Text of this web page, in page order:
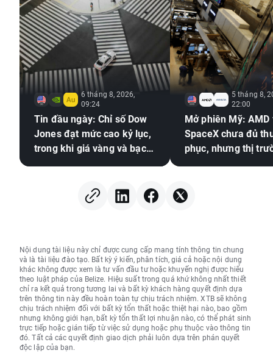
6 tháng 8, 2026,
09:24
Tin đầu ngày: Chỉ số Dow
Jones đạt mức cao kỷ lục,
trong khi giá vàng và bạc
5 tháng 8,
22:00
Mở phiên Mỹ: AMD
SpaceX chưa đủ
phục, nhưng thị
Nội dung tài liệu này chỉ được cung cấp mang tính thông tin chung
và là tài liệu đào tạo. Bất kỳ ý kiến, phân tích, giá cả hoặc nội dung
khác không được xem là tư vấn đầu tư hoặc khuyến nghị được hiểu
theo luật pháp của Belize. Hiệu suất trong quá khứ không nhất thiết
chỉ ra kết quả trong tương lai và bất kỳ khách hàng quyết định dựa
trên thông tin này đều hoàn toàn tự chịu trách nhiệm. XTB sẽ không
chịu trách nhiệm đối với bất kỳ tổn thất hoặc thiệt hại nào, bao gồm
nhưng không giới hạn, bất kỳ tổn thất lợi nhuận nào, có thể phát sinh
trực tiếp hoặc gián tiếp từ việc sử dụng hoặc phụ thuộc vào thông tin
đó. Tất cả các quyết định giao dịch phải luôn dựa trên phán quyết
độc lập của bạn.